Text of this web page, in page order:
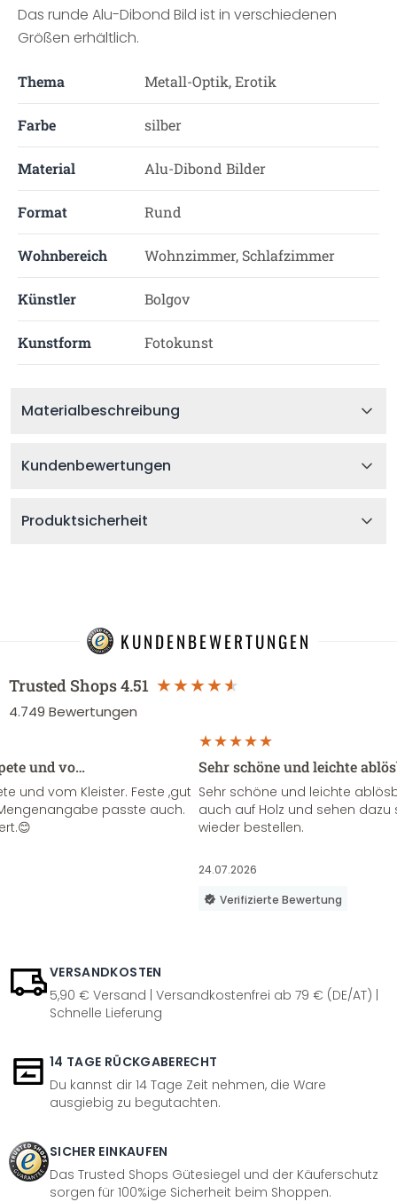
Das runde Alu-Dibond Bild ist in verschiedenen
Größen erhältlich.
Thema Metall-Optik, Erotik
Farbe silber
Material Alu-Dibond Bilder
Format Rund
Wohnbereich Wohnzimmer, Schlafzimmer
Künstler Bolgov
Kunstform Fotokunst
Materialbeschreibung
Kundenbewertungen
Produktsicherheit
KUNDENBEWERTUNGEN
Trusted Shops4.51
4.749 Bewertungen
und vo…
und vom Kleister. Feste ,gut
passte auch.
Sehr schöne und leichte
Sehr schöne und leichte
auch auf Holz und sehen
wieder bestellen.
24.07.2026
Verifizierte Bewertung
VERSANDKOSTEN
5,90 € Versand | Versandkostenfrei ab 79 € (DE/AT) |
Schnelle Lieferung
14 TAGE RÜCKGABERECHT
Du kannst dir 14 Tage Zeit nehmen, die Ware
ausgiebig zu begutachten.
SICHER EINKAUFEN
Das Trusted Shops Gütesiegel und der Käuferschutz
sorgen für 100%ige Sicherheit beim Shoppen.